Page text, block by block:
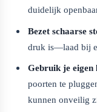
duidelijk
Bezet schaarse
druk is—laad bij
Gebruik je eigen
poorten te
kunnen onveilig